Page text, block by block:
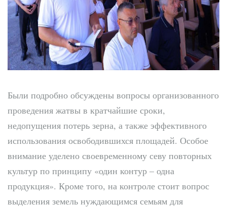
Были подробно обсуждены вопросы организованного
проведения жатвы в кратчайшие сроки,
недопущения потерь зерна, а также эффективного
использования освободившихся площадей. Особое
внимание уделено своевременному севу повторных
культур по принципу «один контур – одна
продукция». Кроме того, на контроле стоит вопрос
выделения земель нуждающимся семьям для